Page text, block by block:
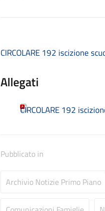
CIRCOLARE 192 iscizione
Allegati
CIRCOLARE 192
Pubblicato in
Archivio Notizie Primo Piano